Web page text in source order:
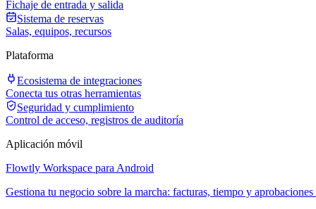
Fichaje de entrada y salida
Sistema de reservas
Salas, equipos, recursos
Plataforma
Ecosistema de integraciones
Conecta tus otras herramientas
Seguridad y cumplimiento
Control de acceso, registros de auditoría
Aplicación móvil
Flowtly Workspace para Android
Gestiona tu negocio sobre la marcha: facturas, tiempo y